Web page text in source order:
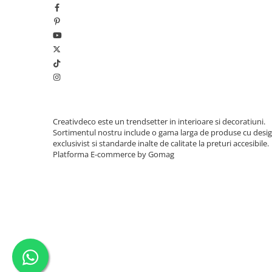
Creativdeco este un trendsetter in interioare si decoratiuni.
Sortimentul nostru include o gama larga de produse cu
exclusivist si standarde inalte de calitate la preturi accesibile.
Platforma E-commerce by Gomag